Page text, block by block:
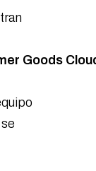
Goods